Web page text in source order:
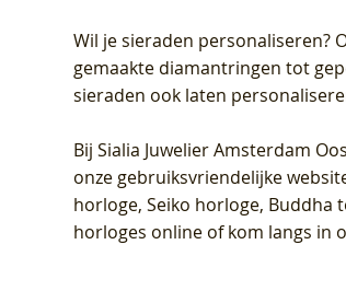
Wil je sieraden personaliseren?
gemaakte diamantringen tot
sieraden ook laten
BijSialia Juwelier Amsterdam
onze gebruiksvriendelijke
horloge, Seiko horloge, Buddha
horloges online of kom langs in